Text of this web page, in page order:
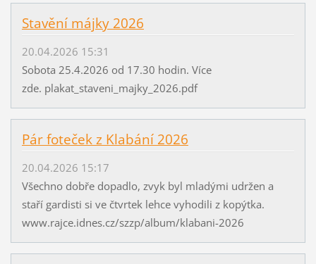
Stavění májky 2026
20.04.2026 15:31
Sobota 25.4.2026 od 17.30 hodin. Více
zde. plakat_staveni_majky_2026.pdf
Pár foteček z Klabání 2026
20.04.2026 15:17
Všechno dobře dopadlo, zvyk byl mladými udržen a
staří gardisti si ve čtvrtek lehce vyhodili z kopýtka.
www.rajce.idnes.cz/szzp/album/klabani-2026